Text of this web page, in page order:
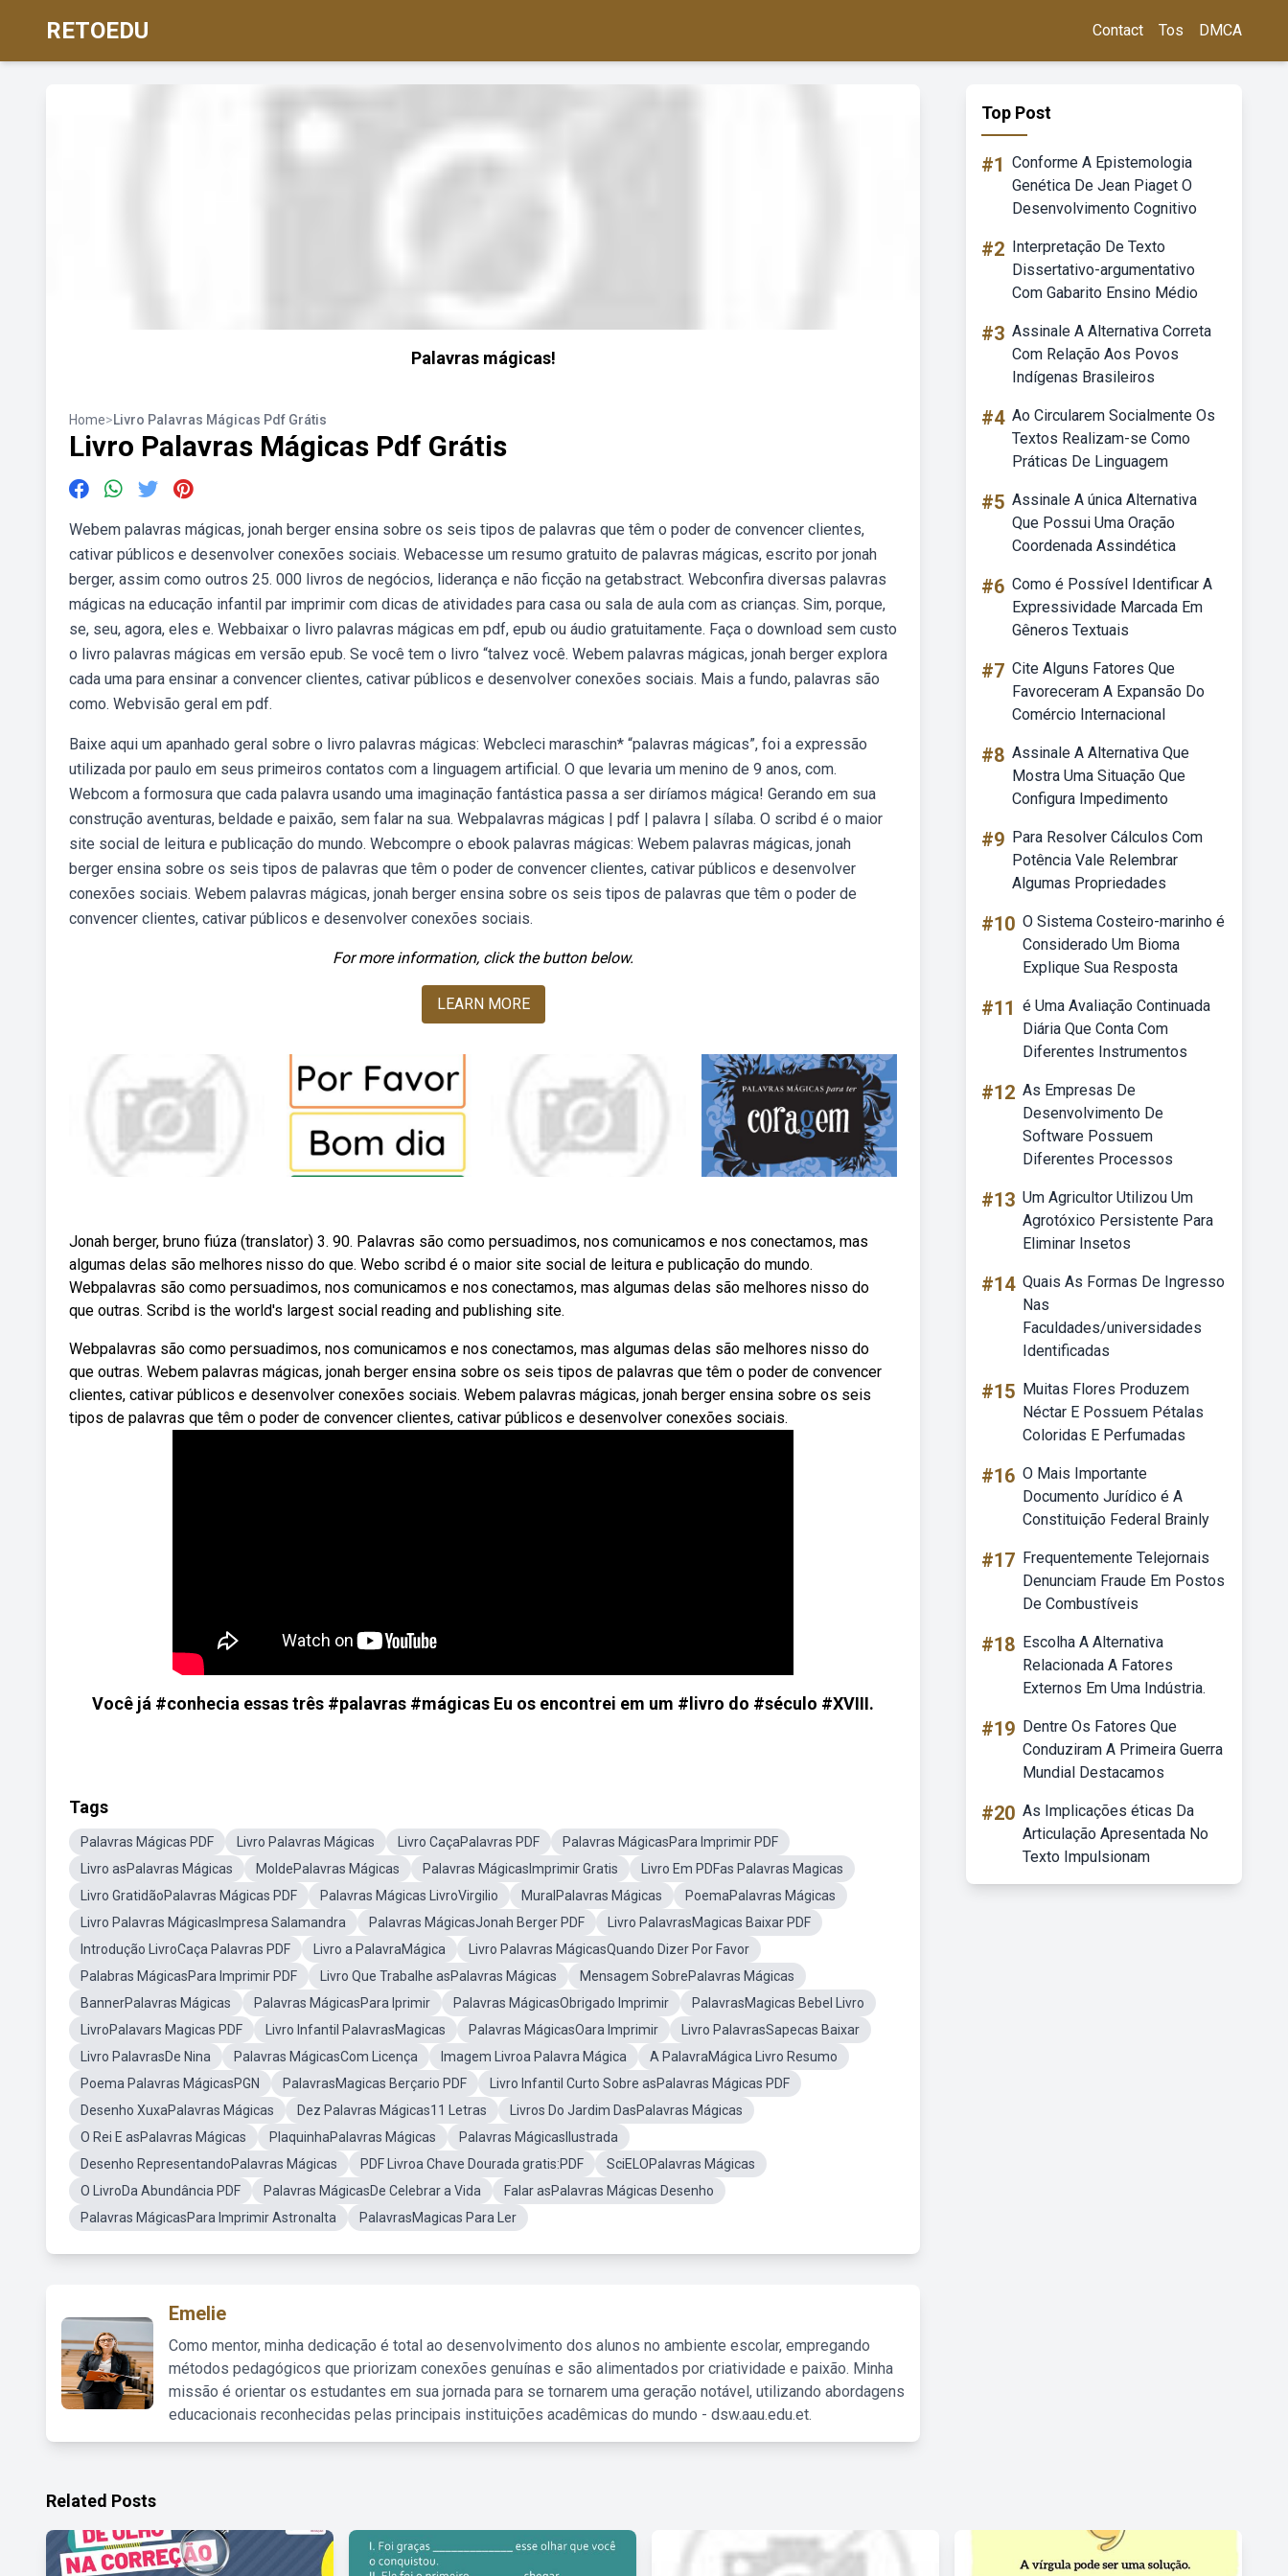
RETOEDU Contact Tos DMCA
Palavras mágicas!
Home>Livro Palavras Mágicas Pdf Grátis
Livro Palavras Mágicas Pdf Grátis
Webem palavras mágicas, jonah berger ensina sobre os seis tipos de palavras que têm o poder de convencer clientes,
cativar públicos e desenvolver conexões sociais. Webacesse um resumo gratuito de palavras mágicas, escrito por jonah
berger, assim como outros 25. 000 livros de negócios, liderança e não ficção na getabstract. Webconfira diversas palavras
mágicas na educação infantil par imprimir com dicas de atividades para casa ou sala de aula com as crianças. Sim, porque,
se, seu, agora, eles e. Webbaixar o livro palavras mágicas em pdf, epub ou áudio gratuitamente. Faça o download sem custo
o livro palavras mágicas em versão epub. Se você tem o livro “talvez você. Webem palavras mágicas, jonah berger explora
cada uma para ensinar a convencer clientes, cativar públicos e desenvolver conexões sociais. Mais a fundo, palavras são
como. Webvisão geral em pdf.
Baixe aqui um apanhado geral sobre o livro palavras mágicas: Webcleci maraschin* “palavras mágicas”, foi a expressão
utilizada por paulo em seus primeiros contatos com a linguagem artificial. O que levaria um menino de 9 anos, com.
Webcom a formosura que cada palavra usando uma imaginação fantástica passa a ser diríamos mágica! Gerando em sua
construção aventuras, beldade e paixão, sem falar na sua. Webpalavras mágicas | pdf | palavra | sílaba. O scribd é o maior
site social de leitura e publicação do mundo. Webcompre o ebook palavras mágicas: Webem palavras mágicas, jonah
berger ensina sobre os seis tipos de palavras que têm o poder de convencer clientes, cativar públicos e desenvolver
conexões sociais. Webem palavras mágicas, jonah berger ensina sobre os seis tipos de palavras que têm o poder de
convencer clientes, cativar públicos e desenvolver conexões sociais.
For more information, click the button below.
LEARN MORE
Jonah berger, bruno fiúza (translator) 3. 90. Palavras são como persuadimos, nos comunicamos e nos conectamos, mas
algumas delas são melhores nisso do que. Webo scribd é o maior site social de leitura e publicação do mundo.
Webpalavras são como persuadimos, nos comunicamos e nos conectamos, mas algumas delas são melhores nisso do
que outras. Scribd is the world's largest social reading and publishing site.
Webpalavras são como persuadimos, nos comunicamos e nos conectamos, mas algumas delas são melhores nisso do
que outras. Webem palavras mágicas, jonah berger ensina sobre os seis tipos de palavras que têm o poder de convencer
clientes, cativar públicos e desenvolver conexões sociais. Webem palavras mágicas, jonah berger ensina sobre os seis
tipos de palavras que têm o poder de convencer clientes, cativar públicos e desenvolver conexões sociais.
Você já #conhecia essas três #palavras #mágicas Eu os encontrei em um #livro do #século #XVIII.
Tags
Palavras Mágicas PDF Livro Palavras Mágicas Livro CaçaPalavras PDF
Palavras MágicasPara Imprimir PDF
Livro asPalavras Mágicas
MoldePalavras Mágicas Palavras MágicasImprimir Gratis
Livro Em PDFas Palavras Magicas
Livro GratidãoPalavras Mágicas PDF
Palavras Mágicas LivroVirgilio MuralPalavras Mágicas
PoemaPalavras Mágicas
Livro Palavras MágicasImpresa Salamandra
Palavras MágicasJonah Berger PDF
Livro PalavrasMagicas Baixar PDF
Introdução LivroCaça Palavras PDF
Livro a PalavraMágica
Livro Palavras MágicasQuando Dizer Por Favor
Palabras MágicasPara Imprimir PDF
Livro Que Trabalhe asPalavras Mágicas
Mensagem SobrePalavras Mágicas
BannerPalavras Mágicas
Palavras MágicasPara Iprimir Palavras MágicasObrigado Imprimir
PalavrasMagicas Bebel Livro
LivroPalavars Magicas PDF
Livro Infantil PalavrasMagicas Palavras MágicasOara Imprimir
Livro PalavrasSapecas Baixar
Livro PalavrasDe Nina
Palavras MágicasCom Licença Imagem Livroa Palavra Mágica
A PalavraMágica Livro Resumo
Poema Palavras MágicasPGN
PalavrasMagicas Berçario PDF
Livro Infantil Curto Sobre asPalavras Mágicas PDF
Desenho XuxaPalavras Mágicas
Dez Palavras Mágicas11 Letras
Livros Do Jardim DasPalavras Mágicas
O Rei E asPalavras Mágicas
PlaquinhaPalavras Mágicas
Palavras MágicasIlustrada
Desenho RepresentandoPalavras Mágicas
PDF Livroa Chave Dourada gratis:PDF
SciELOPalavras Mágicas
O LivroDa Abundância PDF
Palavras MágicasDe Celebrar a Vida
Falar asPalavras Mágicas Desenho
Palavras MágicasPara Imprimir Astronalta
PalavrasMagicas Para Ler
Emelie
Como mentor, minha dedicação é total ao desenvolvimento dos alunos no ambiente escolar, empregando
métodos pedagógicos que priorizam conexões genuínas e são alimentados por criatividade e paixão. Minha
missão é orientar os estudantes em sua jornada para se tornarem uma geração notável, utilizando abordagens
educacionais reconhecidas pelas principais instituições acadêmicas do mundo - dsw.aau.edu.et.
Top Post
#1 Conforme A Epistemologia
Genética De Jean Piaget O
Desenvolvimento Cognitivo
#2 Interpretação De Texto
Dissertativo-argumentativo
Com Gabarito Ensino Médio
#3 Assinale A Alternativa Correta
Com Relação Aos Povos
Indígenas Brasileiros
#4 Ao Circularem Socialmente Os
Textos Realizam-se Como
Práticas De Linguagem
#5 Assinale A única Alternativa
Que Possui Uma Oração
Coordenada Assindética
#6 Como é Possível Identificar A
Expressividade Marcada Em
Gêneros Textuais
#7 Cite Alguns Fatores Que
Favoreceram A Expansão Do
Comércio Internacional
#8 Assinale A Alternativa Que
Mostra Uma Situação Que
Configura Impedimento
#9 Para Resolver Cálculos Com
Potência Vale Relembrar
Algumas Propriedades
#10 O Sistema Costeiro-marinho é
Considerado Um Bioma
Explique Sua Resposta
#11 é Uma Avaliação Continuada
Diária Que Conta Com
Diferentes Instrumentos
#12 As Empresas De
Desenvolvimento De
Software Possuem
Diferentes Processos
#13 Um Agricultor Utilizou Um
Agrotóxico Persistente Para
Eliminar Insetos
#14 Quais As Formas De Ingresso
Nas
Faculdades/universidades
Identificadas
#15 Muitas Flores Produzem
Néctar E Possuem Pétalas
Coloridas E Perfumadas
#16 O Mais Importante
Documento Jurídico é A
Constituição Federal Brainly
#17 Frequentemente Telejornais
Denunciam Fraude Em Postos
De Combustíveis
#18 Escolha A Alternativa
Relacionada A Fatores
Externos Em Uma Indústria.
#19 Dentre Os Fatores Que
Conduziram A Primeira Guerra
Mundial Destacamos
#20 As Implicações éticas Da
Articulação Apresentada No
Texto Impulsionam
Related Posts